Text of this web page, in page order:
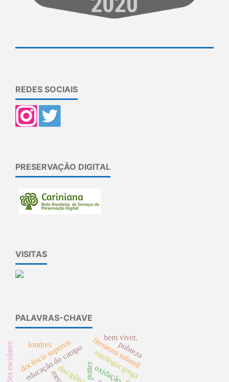
REDES SOCIAIS
PRESERVAÇÃO DIGITAL
VISITAS
PALAVRAS-CHAVE
educação do campo mitologia grega
literatura infantil
docência superior.
oxidação
disciplina
londres pobreza
bem viver.